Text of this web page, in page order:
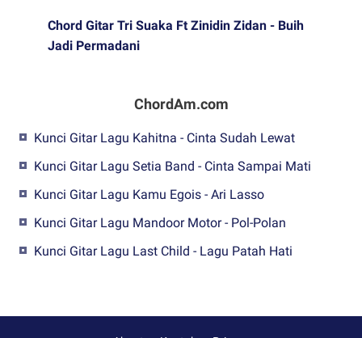
Chord Gitar Tri Suaka Ft Zinidin Zidan - Buih
Jadi Permadani
ChordAm.com
Kunci Gitar Lagu Kahitna - Cinta Sudah Lewat
Kunci Gitar Lagu Setia Band - Cinta Sampai Mati
Kunci Gitar Lagu Kamu Egois - Ari Lasso
Kunci Gitar Lagu Mandoor Motor - Pol-Polan
Kunci Gitar Lagu Last Child - Lagu Patah Hati